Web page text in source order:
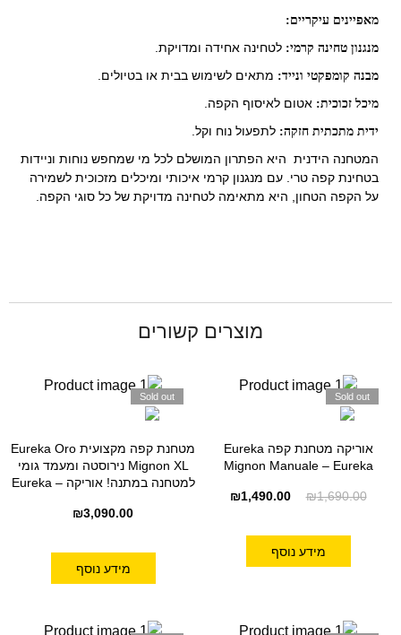
מאפיינים עיקריים:
מנגנון טחינה קרמי: לטחינה אחידה ומדויקת.
מבנה קומפקטי ונייד: מתאים לשימוש בבית או בטיולים.
מיכל זכוכית: אטום לאיסוף הקפה.
ידית מתכתית חזקה: לתפעול נוח וקל.
המטחנה הידנית היא הפתרון המושלם לכל מי שמחפש נוחות וניידות
בטחינת קפה טרי. עם מנגנון קרמי איכותי ומיכלים מזכוכית לשמירה
על הקפה הטחון, היא מתאימה לטחינה מדויקת של כל סוגי הקפה.
מוצרים קשורים
Sold out
אוריקה מטחנת קפה Eureka
Mignon Manuale – Eureka
₪1,690.00
₪1,490.00
מידע נוסף
Sold out
מטחנת קפה מקצועית Eureka Oro
Mignon XL נירוסטה ומעמד גומי
למטחנה במתנה! אוריקה – Eureka
₪3,090.00
מידע נוסף